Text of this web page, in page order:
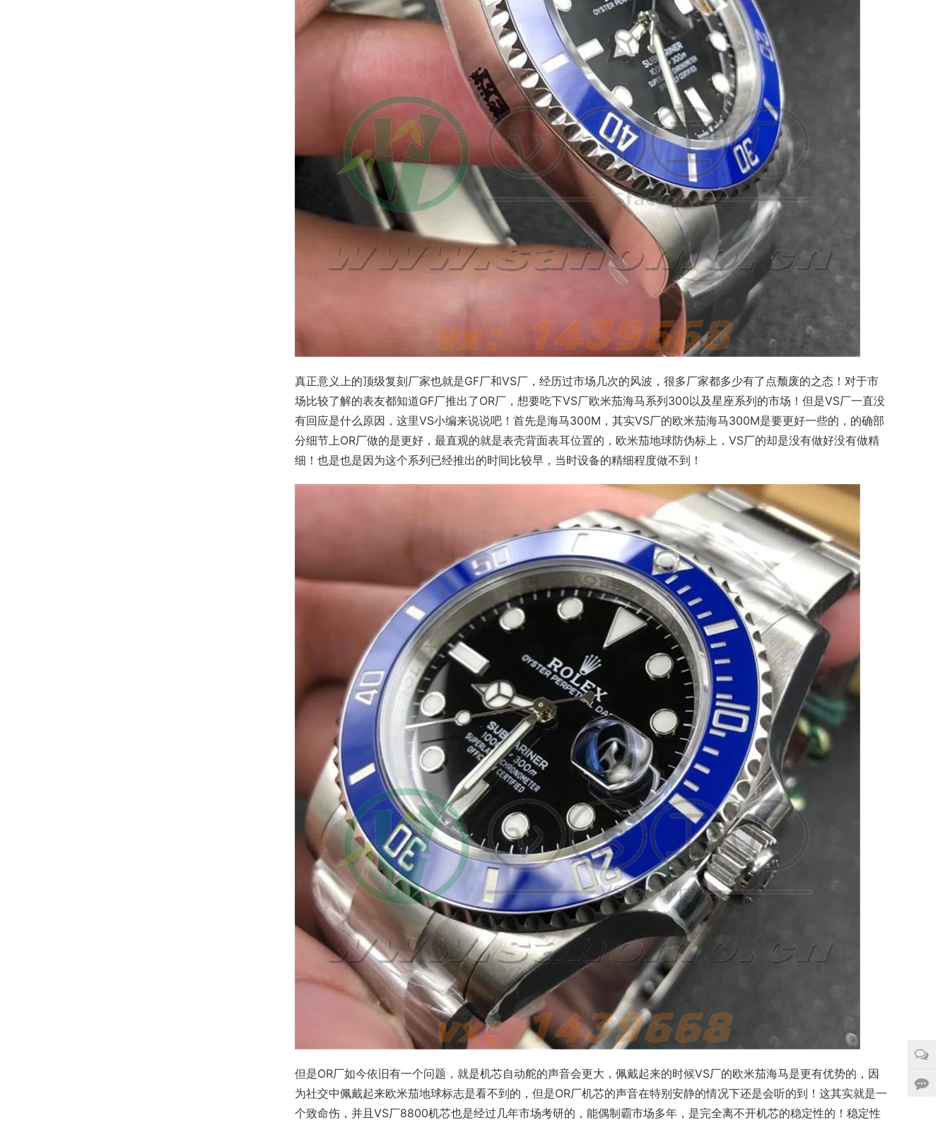
真正意义上的顶级复刻厂家也就是GF厂和VS厂，经历过市场几次的风波，很多厂家都多少有了点颓废的之态！对于市
场比较了解的表友都知道GF厂推出了OR厂，想要吃下VS厂欧米茄海马系列300以及星座系列的市场！但是VS厂一直没
有回应是什么原因，这里VS小编来说说吧！首先是海马300M，其实VS厂的欧米茄海马300M是要更好一些的，的确部
分细节上OR厂做的是更好，最直观的就是表壳背面表耳位置的，欧米茄地球防伪标上，VS厂的却是没有做好没有做精
细！也是也是因为这个系列已经推出的时间比较早，当时设备的精细程度做不到！
但是OR厂如今依旧有一个问题，就是机芯自动舵的声音会更大，佩戴起来的时候VS厂的欧米茄海马是更有优势的，因
为社交中佩戴起来欧米茄地球标志是看不到的，但是OR厂机芯的声音在特别安静的情况下还是会听的到！这其实就是一
个致命伤，并且VS厂8800机芯也是经过几年市场考研的，能偶制霸市场多年，是完全离不开机芯的稳定性的！稳定性